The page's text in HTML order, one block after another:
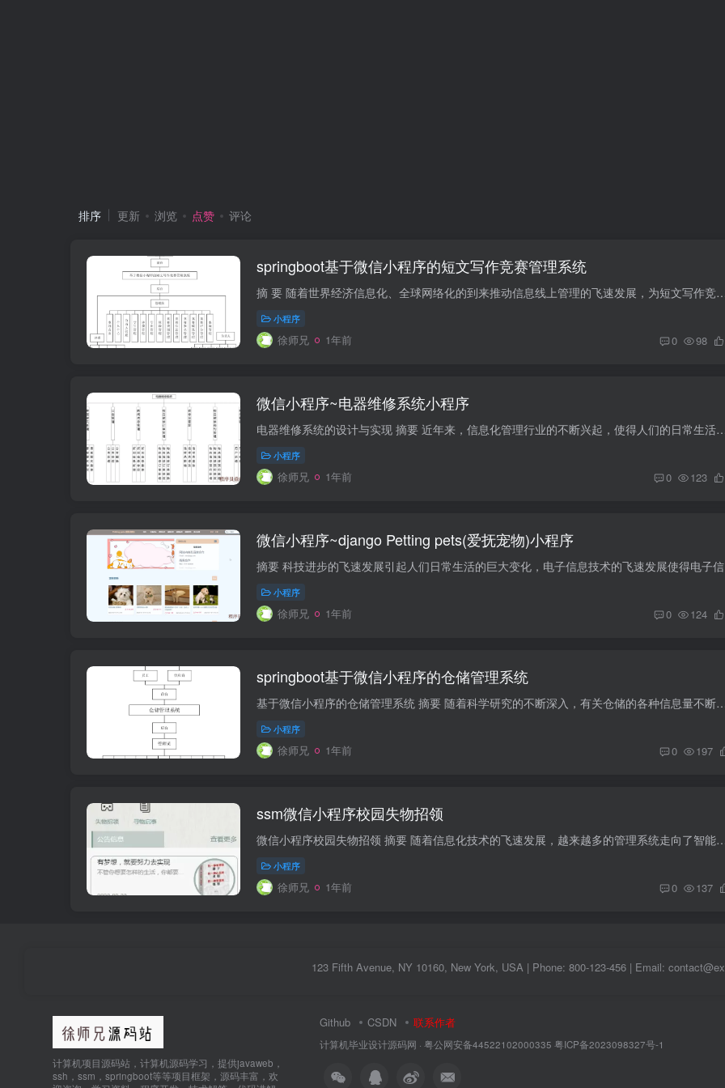
排序 更新 浏览 点赞 评论
springboot基于微信小程序的短文写作竞赛管理系统
摘 要 随着世界经济信息化、全球网络化的到来推动信息线上管理的飞速发展，为短文写作竞赛行业的改革起到关键作用。若想达到安全，快捷的目的，就需要拥有信息化的组织和管理模式，建立一套合理...
小程序
徐师兄 1年前 0 98
微信小程序~电器维修系统小程序
电器维修系统的设计与实现 摘要 近年来，信息化管理行业的不断兴起，使得人们的日常生活越来越离不开计算机和互联网技术。首先，根据收集到的用户需求分析，对设计系统有一个初步的认识与了解，...
小程序
徐师兄 1年前 0 123
微信小程序~django Petting pets(爱抚宠物)小程序
小程序
徐师兄 1年前 0 124
springboot基于微信小程序的仓储管理系统
基于微信小程序的仓储管理系统 摘要 随着科学研究的不断深入，有关仓储的各种信息量不断成倍增长。面对庞大的信息量，就需要有仓储管理系统来提高管理工作的效率。通过这样的系统，我们可以做到...
小程序
徐师兄 1年前 0 197
ssm微信小程序校园失物招领
微信小程序校园失物招领 摘要 随着信息化技术的飞速发展，越来越多的管理系统走向了智能化和自动化，微信小程序校园失物招领系统便是这一趋势的产物。目前，国内校园中失物招领的管理仍多依赖人...
小程序
徐师兄 1年前 0 137
123 Fifth Avenue, NY 10160, New York, USA | Phone: 800-123-456 | Email:
计算机项目源码站，计算机源码学习，提供javaweb，
ssh，ssm，springboot等等项目框架，源码丰富，欢
Github CSDN 联系作者
计算机毕业设计源码网 · 粤公网安备44522102000335 粤ICP备2023098327号-1